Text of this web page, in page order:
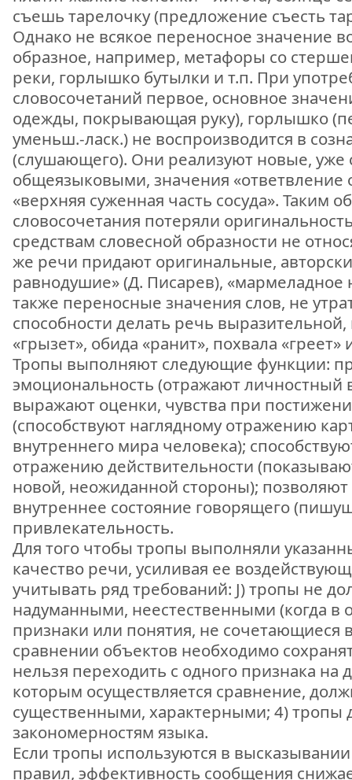
съешь тарелочку (предложение съесть
Однако не всякое переносное значение
образное, например, метафоры со
реки, горлышко бутылки и т.п. При
словосочетаний первое, основное
одежды, покрывающая руку), горлышко
уменьш.-ласк.) не воспроизводится в
(слушающего). Они реализуют новые, уже
общеязыковыми, значения «ответвление
«верхняя суженная часть сосуда». Таким
словосочетания потеряли
средствам словесной образности не
же речи придают оригинальные,
равнодушие» (Д. Писарев), «мармеладное
также переносные значения слов, не
способности делать речь
«грызет», обида «ранит», похвала «греет»
Тропы выполняют следующие функции:
эмоциональность (отражают личностный
выражают оценки, чувства при
(способствуют наглядному отражению
внутреннего мира человека);
отражению действительности
новой, неожиданной стороны);
внутреннее состояние говорящего
привлекательность.
Для того чтобы тропы выполняли
качество речи, усиливая ее
учитывать ряд требований: J) тропы не
надуманными, неестественными (когда в
признаки или понятия, не сочетающиеся
сравнении объектов необходимо
нельзя переходить с одного признака на
которым осуществляется сравнение,
существенными, характерными; 4) тропы
закономерностям языка.
Если тропы используются в
правил, эффективность сообщения